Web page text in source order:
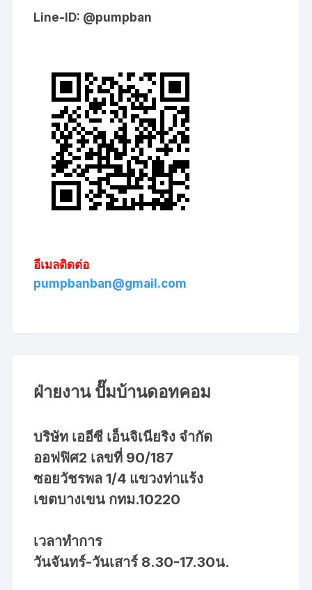
Line-ID: @pumpban
อีเมลติดต่อ
pumpbanban@gmail.com
ฝ่ายงาน ปั๊มบ้านดอทคอม
บริษัท เออีซี เอ็นจิเนียริง จำกัด
ออฟฟิศ2 เลขที่ 90/187
ซอยวัชรพล 1/4 แขวงท่าแร้ง
เขตบางเขน กทม.10220
เวลาทำการ
วันจันทร์-วันเสาร์ 8.30-17.30น.